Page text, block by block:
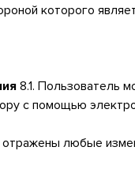
которого
8.1. Пользователь
с помощью
любые